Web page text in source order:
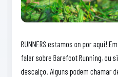
RUNNERS estamos on por aqui!
falar sobre Barefoot Running, ou
descalço. Alguns podem chamar